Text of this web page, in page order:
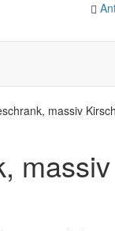
massiv